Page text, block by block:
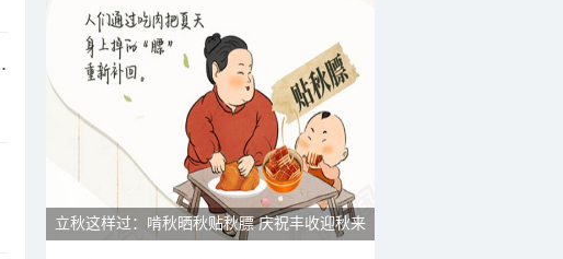
立秋这样过：啃秋晒秋贴秋膘 庆祝丰收迎秋来